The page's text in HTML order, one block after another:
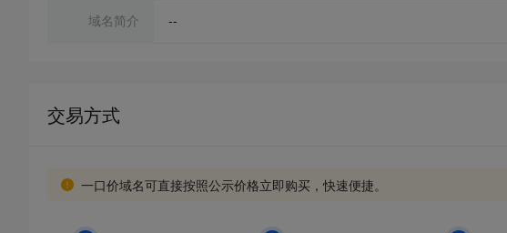
域名简介 --
交易方式
一口价域名可直接按照公示价格立即购买，快速便捷。